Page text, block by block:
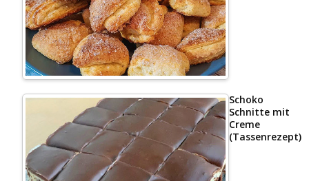
Schoko
Schnitte mit
Creme
(Tassenrezept)